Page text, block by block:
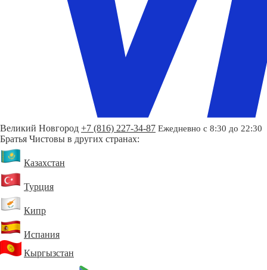
Великий Новгород +7 (816) 227-34-87 Ежедневно с 8:30 до 22:30
Братья Чистовы в других странах:
Казахстан
Турция
Кипр
Испания
Кыргызстан